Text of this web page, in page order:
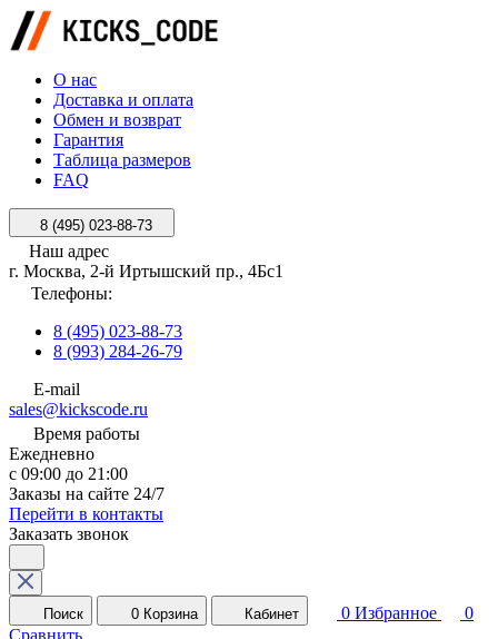
О нас
Доставка и оплата
Обмен и возврат
Гарантия
Таблица размеров
FAQ
8 (495) 023-88-73
Наш адрес
г. Москва, 2-й Иртышский пр., 4Бс1
Телефоны:
8 (495) 023-88-73
8 (993) 284-26-79
E-mail
sales@kickscode.ru
Время работы
Ежедневно
с 09:00 до 21:00
Заказы на сайте 24/7
Перейти в контакты
Заказать звонок
Поиск 0 Корзина Кабинет 0 Избранное
0
Сравнить